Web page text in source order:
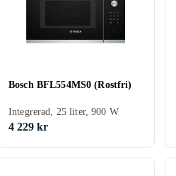
Bosch BFL554MS0 (Rostfri)
Integrerad, 25 liter, 900 W
4 229 kr